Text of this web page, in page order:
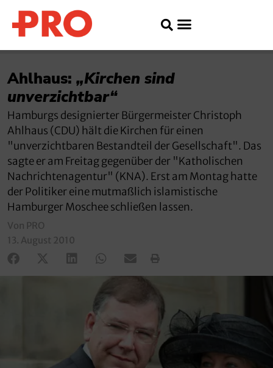
Ahlhaus: „Kirchen sind
unverzichtbar“
Hamburgs designierter Bürgermeister Christoph
Ahlhaus (CDU) hält die Kirchen für einen
"unverzichtbaren Bestandteil der Gesellschaft". Das
sagte er am Freitag gegenüber der "Katholischen
Nachrichtenagentur" (KNA). Erst am Montag hatte
der Politiker eine mutmaßlich islamistische
Hamburger Moschee schließen lassen.
Von PRO
13. August 2010